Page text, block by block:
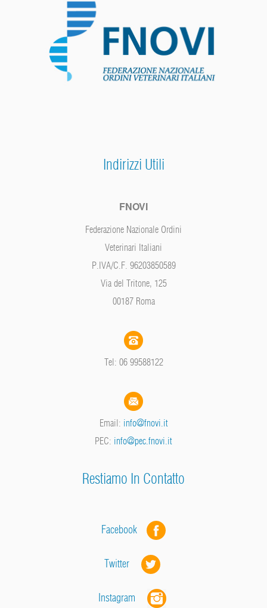
Indirizzi Utili
FNOVI
Federazione Nazionale Ordini
Veterinari Italiani
P.IVA/C.F. 96203850589
Via del Tritone, 125
00187 Roma
Tel: 06 99588122
Email: info@fnovi.it
PEC: info@pec.fnovi.it
Restiamo In Contatto
Facebook
Twitter
Instagram